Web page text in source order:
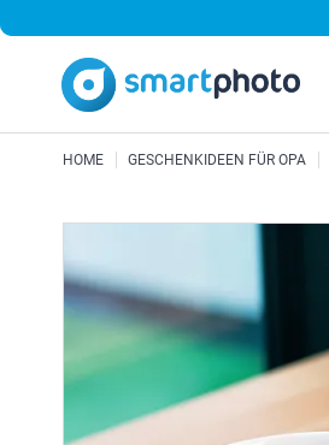
HOME GESCHENKIDEEN FÜR OPA